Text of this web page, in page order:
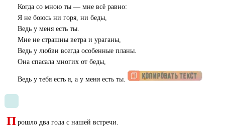
Когда со мною ты — мне всё равно:
Я не боюсь ни горя, ни беды,
Ведь у меня есть ты.
Мне не страшны ветра и ураганы,
Ведь у любви всегда особенные планы.
Она спасала многих от беды,
Ведь у тебя есть я, а у меня есть ты.
П рошло два года с нашей встречи.